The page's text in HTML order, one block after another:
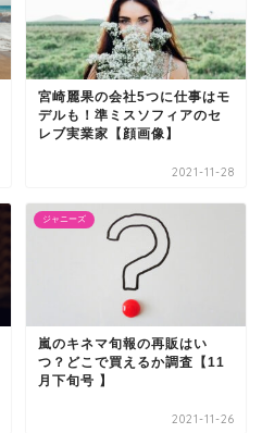
宮崎麗果の会社5つに仕事はモ
デルも！準ミスソフィアのセ
レブ実業家【顔画像】
2021-11-28
ジャニーズ
嵐のキネマ旬報の再販はい
つ？どこで買えるか調査【11
月下旬号 】
2021-11-26